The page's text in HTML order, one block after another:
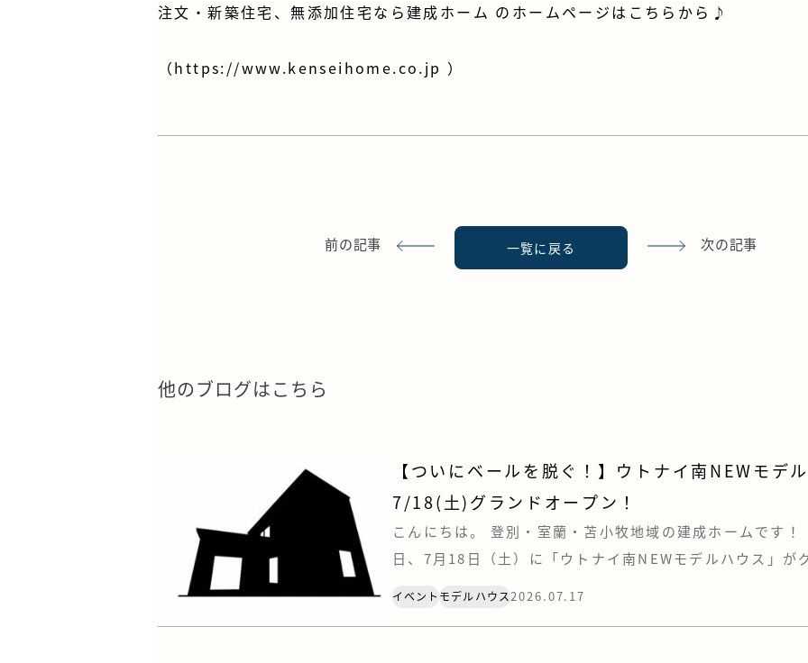
注文・新築住宅、無添加住宅なら建成ホーム のホームページはこちらから♪
（https://www.kenseihome.co.jp ）
前の記事 一覧に戻る 次の記事
他のブログはこちら
【ついにベールを脱ぐ！】ウトナイ南NEWモデ
7/18(土)グランドオープン！
こんにちは。 登別・室蘭・苫小牧地域の建成ホームです！
日、7月18日（土）に「ウトナイ南NEWモデルハウス」が
イベント モデルハウス2026.07.17